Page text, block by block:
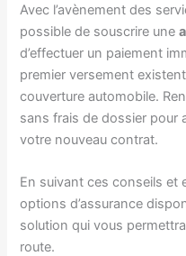
Avec l’avènement des
possible de souscrire une
d’effectuer un paiement
premier versement
couverture automobile.
sans frais de dossier pour
votre nouveau contrat.
En suivant ces conseils et
options d’assurance
solution qui vous
route.